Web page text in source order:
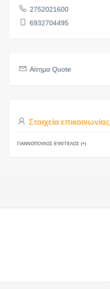
2752021600
6932704495
Αίτημα Quote
Στοιχεία επικοινωνίας
ΓΙΑΝΝΟΠΟΥΛΟΣ ΕΥΑΓΓΕΛΟΣ (+)